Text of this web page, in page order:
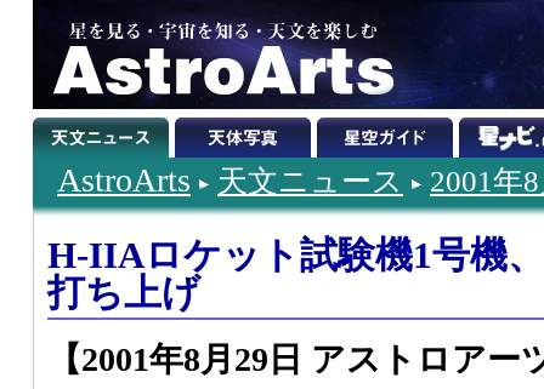
AstroArts 天文ニュース 2001年
H-IIAロケット試験機1号機
打ち上げ
【2001年8月29日 アストロアー